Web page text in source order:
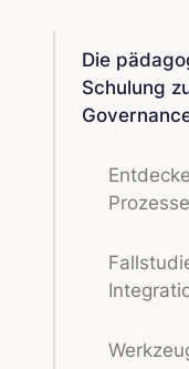
Die
Schulung